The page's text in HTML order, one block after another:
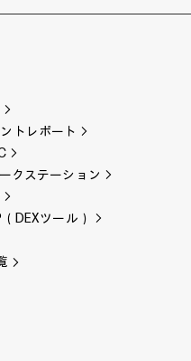
トレポート
クステーション
DEXツール）